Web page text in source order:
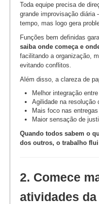
Toda equipe precisa de
grande improvisação
tempo, mas logo gera
Funções bem definidas
saiba onde começa e
facilitando a organização,
evitando conflitos.
Além disso, a clareza de
Melhor integração
Agilidade na resolução
Mais foco nas entregas
Maior sensação de
Quando todos sabem o
dos outros, o trabalho
2. Comece
atividades